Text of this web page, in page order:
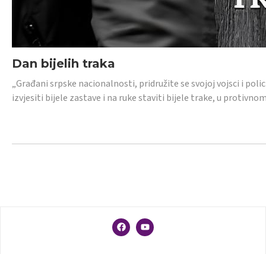
Dan bijelih traka
„Građani srpske nacionalnosti, pridružite se svojoj vojsci i
izvjesiti bijele zastave i na ruke staviti bijele trake, u